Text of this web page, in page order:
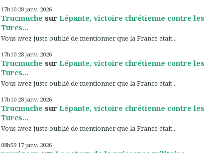
17h10 28 janv. 2026
Trucmuche sur Lépante, victoire chrétienne contre les
Turcs...
Vous avez juste oublié de mentionner que la France était...
17h10 28 janv. 2026
Trucmuche sur Lépante, victoire chrétienne contre les
Turcs...
Vous avez juste oublié de mentionner que la France était...
17h10 28 janv. 2026
Trucmuche sur Lépante, victoire chrétienne contre les
Turcs...
Vous avez juste oublié de mentionner que la France était...
08h59 17 janv. 2026